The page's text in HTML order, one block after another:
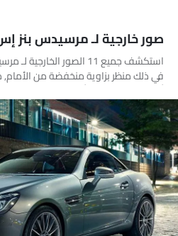
صور خارجية لـ مرسيدس بنز
استكشف جميع 11 الصور
في ذلك منظر بزاوية منخفضة من
أمامي كامل, منظر أمامي متوسط, منظر
متقاطع, منظر خلفي كامل, منظر الزاوية
أمامي جانبي متقاطع, عرض متوسط